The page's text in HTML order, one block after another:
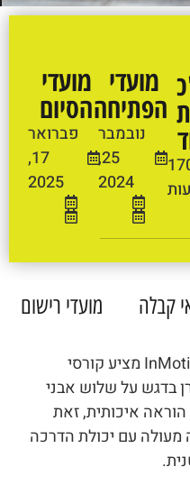
מועדי
הפתיחה
נובמבר
25,
2024
מועדי
הסיום
פברואר
17,
2025
קבלה מועדי רישום
בית הספר הריאלי בשיתוף InMotion מציע קורסי
בדגש על שלוש אבני
הוראה איכותית, זאת
עם יכולת הדרכה